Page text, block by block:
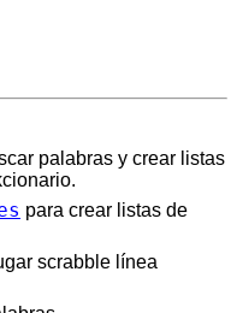
palabras y crear listas
para crear listas de
scrabble línea